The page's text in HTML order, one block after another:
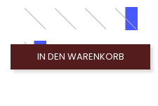
IN DEN WARENKORB